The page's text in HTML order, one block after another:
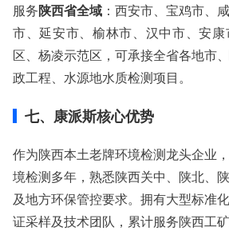
服务陕西省全域 ：西安市、宝鸡市、
市、延安市、榆林市、汉中市、安
区、杨凌示范区，可承接全省各地市
政工程、水源地水质检测项目。
七、康派斯核心优势
作为陕西本土老牌环境检测龙头企业
境检测多年，熟悉陕西关中、陕北、
及地方环保管控要求。拥有大型标准
证采样及技术团队，累计服务陕西工